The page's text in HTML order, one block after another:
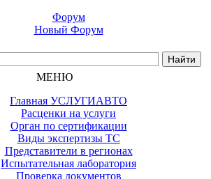
Форум
Новый Форум
МЕНЮ
Главная УСЛУГИАВТО
Расценки на услуги
Орган по сертификации
Виды экспертизы ТС
Представители в регионах
Испытательная лаборатория
Проверка документов